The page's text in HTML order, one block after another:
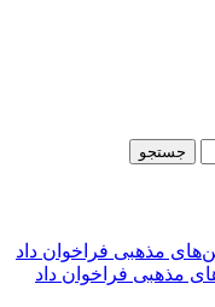
مذهبی فراخوان داد